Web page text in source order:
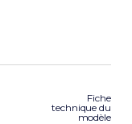
Fiche
technique du
modèle